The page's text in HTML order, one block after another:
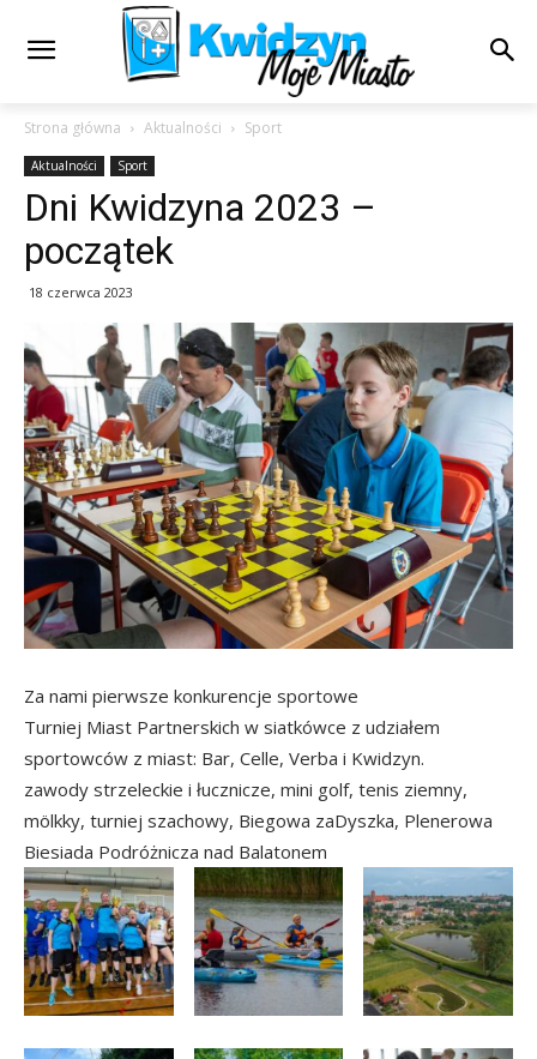
Strona główna Aktualności Sport
Aktualności Sport
Dni Kwidzyna 2023 –
początek
18 czerwca 2023
Za nami pierwsze konkurencje sportowe
Turniej Miast Partnerskich w siatkówce z udziałem
sportowców z miast: Bar, Celle, Verba i Kwidzyn.
zawody strzeleckie i łucznicze, mini golf, tenis ziemny,
mölkky, turniej szachowy, Biegowa zaDyszka, Plenerowa
Biesiada Podróżnicza nad Balatonem